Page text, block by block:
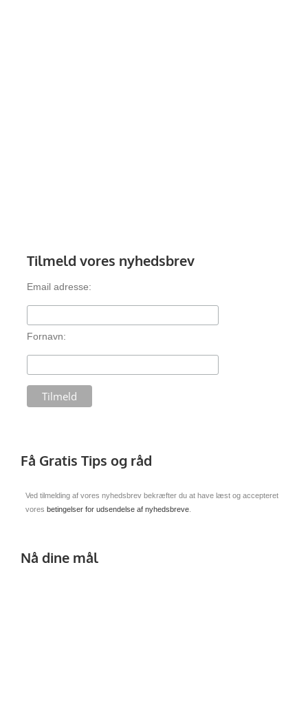
Tilmeld vores nyhedsbrev
Email adresse:
Fornavn:
Få Gratis Tips og råd
Ved tilmelding af vores nyhedsbrev bekræfter du at have læst og accepteret
vores betingelser for udsendelse af nyhedsbreve.
Nå dine mål